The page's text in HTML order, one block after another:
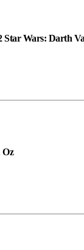
Star Wars: Darth
Oz